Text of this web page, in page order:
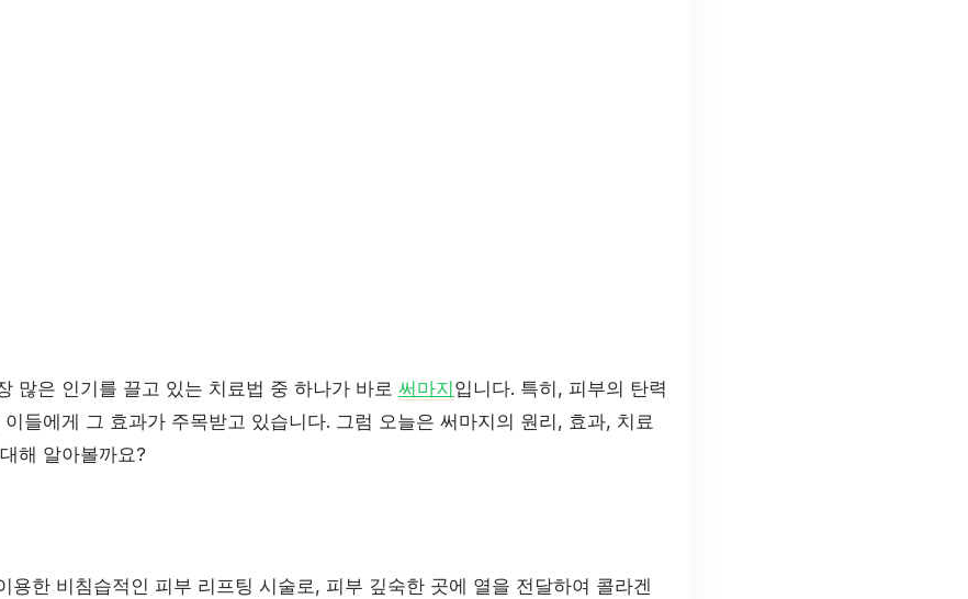
많은 인기를 끌고 있는 치료법 중 하나가 바로 써마지 입니다. 특히, 피부의 탄력
들에게 그 효과가 주목받고 있습니다. 그럼 오늘은 써마지의 원리, 효과, 치료
해 알아볼까요?
용한 비침습적인 피부 리프팅 시술로, 피부 깊숙한 곳에 열을 전달하여 콜라겐